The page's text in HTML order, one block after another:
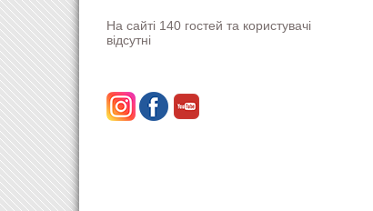
На сайті 140 гостей та користувачі
відсутні